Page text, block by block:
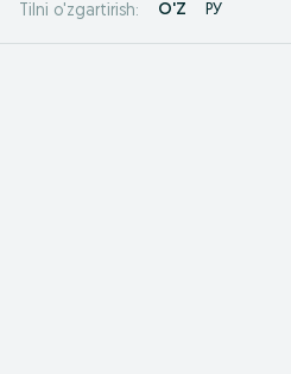
Tilni o'zgartirish: O'Z РУ